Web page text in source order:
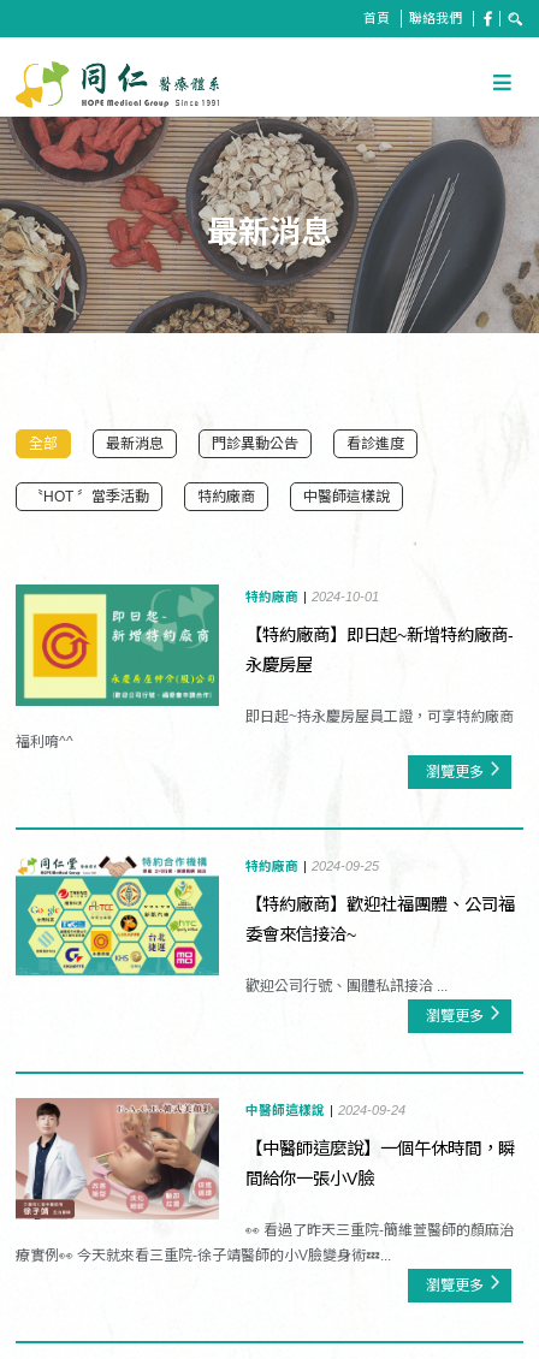
首頁 聯絡我們
最新消息
全部 最新消息 門診異動公告 看診進度
〝HOT 〞當季活動 特約廠商 中醫師這樣說
特約廠商 2024-10-01
【特約廠商】即日起~新增特約廠商-
永慶房屋
即日起~持永慶房屋員工證，可享特約廠商
福利唷^^
瀏覽更多
特約廠商 2024-09-25
【特約廠商】歡迎社福團體、公司福
委會來信接洽~
歡迎公司行號、團體私訊接洽 ...
瀏覽更多
中醫師這樣說 2024-09-24
【中醫師這麼說】一個午休時間，瞬
間給你一張小V臉
👀 看過了昨天三重院-簡維萱醫師的顏麻治
療實例👀 今天就來看三重院-徐子靖醫師的小V臉變身術💤...
瀏覽更多